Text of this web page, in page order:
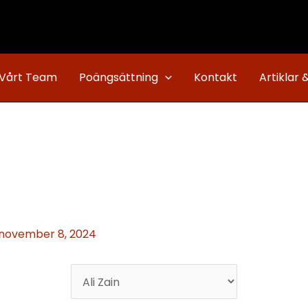
Team Poängsättning Kontakt Artiklar
8, 2024